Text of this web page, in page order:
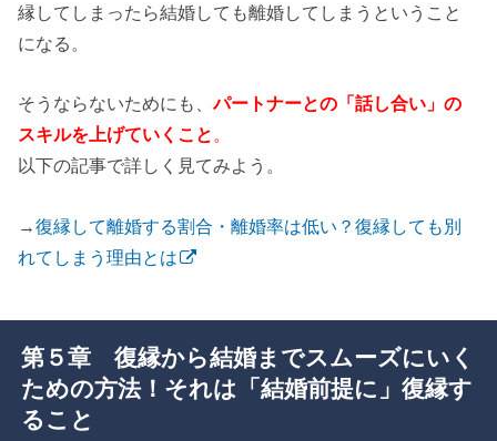
縁してしまったら結婚しても離婚してしまうということ
になる。
そうならないためにも、パートナーとの「話し合い」の
スキルを上げていくこと 。
以下の記事で詳しく見てみよう。
→復縁して離婚する割合・離婚率は低い？復縁しても別
れてしまう理由とは
第５章 復縁から結婚までスムーズにいく
ための方法！それは「結婚前提に」復縁す
ること